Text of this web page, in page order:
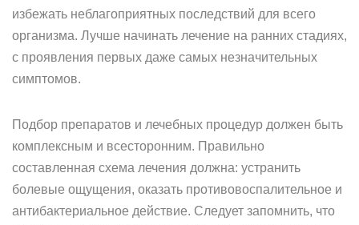
избежать неблагоприятных последствий для всего
организма. Лучше начинать лечение на ранних стадиях,
с проявления первых даже самых незначительных
симптомов.
Подбор препаратов и лечебных процедур должен быть
комплексным и всесторонним. Правильно
составленная схема лечения должна: устранить
болевые ощущения, оказать противовоспалительное и
антибактериальное действие. Следует запомнить, что